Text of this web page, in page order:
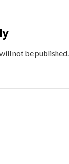
not be published.